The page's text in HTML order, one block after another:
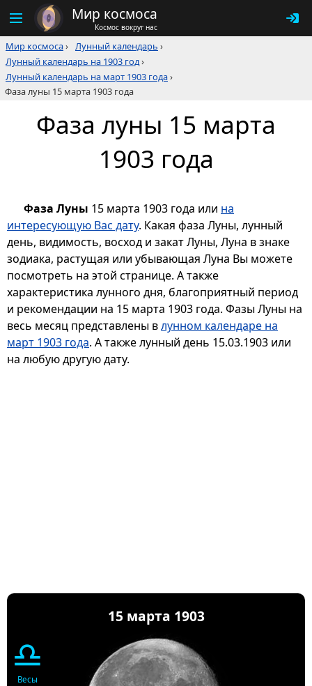
Мир космоса
Космос вокруг нас
Мир космоса› Лунный календарь ›
Лунный календарь на 1903 год›
Лунный календарь на март 1903 года›
Фаза луны 15 марта 1903 года
Фаза луны 15 марта
1903 года
Фаза Луны 15 марта 1903 года или на
интересующую Вас дату. Какая фаза Луны, лунный
день, видимость, восход и закат Луны, Луна в знаке
зодиака, растущая или убывающая Луна Вы можете
посмотреть на этой странице. А также
характеристика лунного дня, благоприятный период
и рекомендации на 15 марта 1903 года. Фазы Луны на
весь месяц представлены влунном календаре на
март 1903 года. А также лунный день 15.03.1903 или
на любую другую дату.
15 марта 1903
♎
Весы